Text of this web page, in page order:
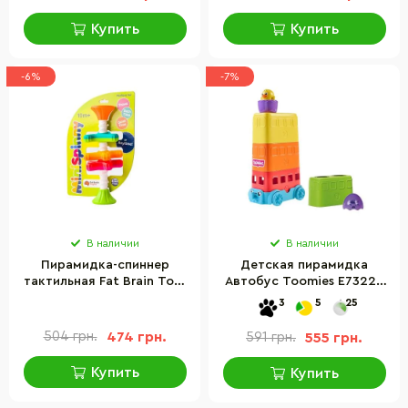
Купить Купить
-6%
В наличии
Пирамидка-спиннер
тактильная Fat Brain Toys
504 грн. 474 грн.
Купить
-7%
В наличии
Детская пирамидка
Автобус Toomies E73220
с цыпленком в яйце
3 5 25
591 грн. 555 грн.
Купить